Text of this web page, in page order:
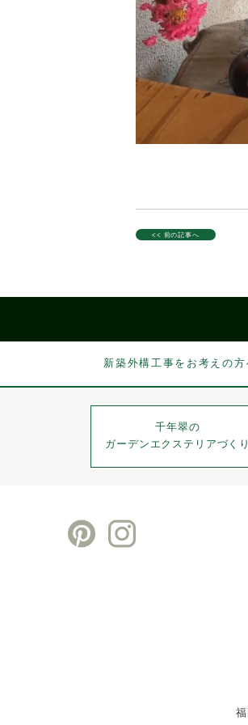
<< 前の記事へ
新築外構工事をお考えの方
千年翠の
ガーデンエクステリアづくり